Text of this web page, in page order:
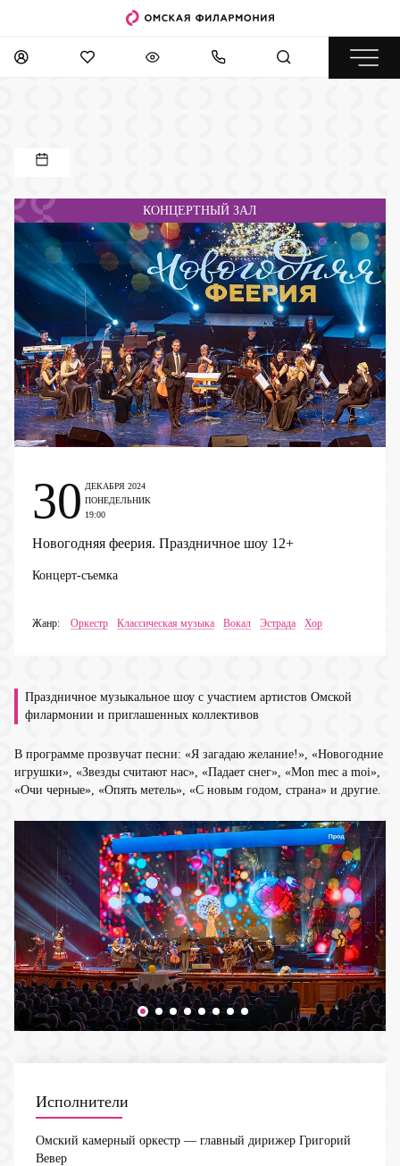
КОНЦЕРТНЫЙ ЗАЛ
Новогодняя феерия. Праздничное шоу 12+
Концерт-съемка
Жанр: Оркестр Классическая музыка Вокал Эстрада Хор
30 ДЕКАБРЯ 2024
ПОНЕДЕЛЬНИК
19:00
Праздничное музыкальное шоу с участием артистов Омской
филармонии и приглашенных коллективов
В программе прозвучат песни: «Я загадаю желание!», «Новогодние
игрушки», «Звезды считают нас», «Падает снег», «Mon mec a moi»,
«Очи черные», «Опять метель», «С новым годом, страна» и другие.
Исполнители
Омский камерный оркестр — главный дирижер Григорий
Вевер